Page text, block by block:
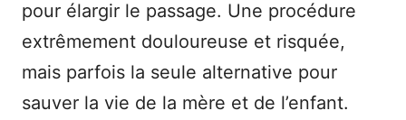
pour élargir le passage. Une procédure
extrêmement douloureuse et risquée,
mais parfois la seule alternative pour
sauver la vie de la mère et de l’enfant.